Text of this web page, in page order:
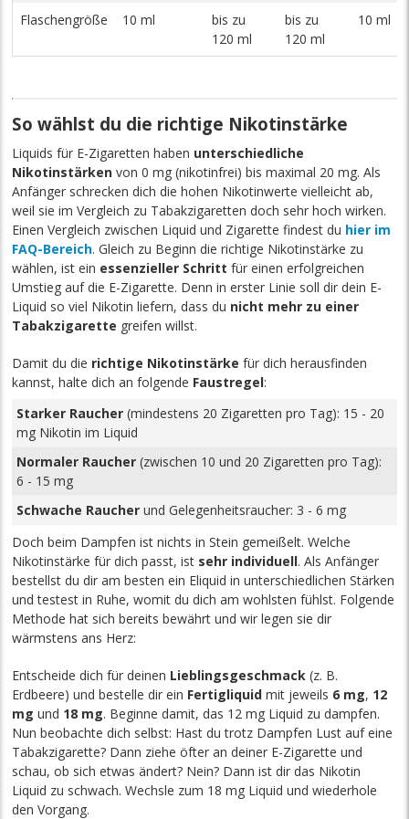
Flaschengröße 10 ml
bis zu
120 ml
bis zu
120 ml
10 ml
So wählst du die richtige Nikotinstärke
Liquids für E-Zigaretten haben unterschiedliche
Nikotinstärken von 0 mg (nikotinfrei) bis maximal 20 mg. Als
Anfänger schrecken dich die hohen Nikotinwerte vielleicht ab,
weil sie im Vergleich zu Tabakzigaretten doch sehr hoch wirken.
Einen Vergleich zwischen Liquid und Zigarette findest du hier im
FAQ-Bereich. Gleich zu Beginn die richtige Nikotinstärke zu
wählen, ist ein essenzieller Schritt für einen erfolgreichen
Umstieg auf die E-Zigarette. Denn in erster Linie soll dir dein E-
Liquid so viel Nikotin liefern, dass du nicht mehr zu einer
Tabakzigarette greifen willst.
Damit du die richtige Nikotinstärke für dich herausfinden
kannst, halte dich an folgende Faustregel:
Starker Raucher (mindestens 20 Zigaretten pro Tag): 15 - 20
mg Nikotin im Liquid
Normaler Raucher (zwischen 10 und 20 Zigaretten pro Tag):
6 - 15 mg
Schwache Raucher und Gelegenheitsraucher: 3 - 6 mg
Doch beim Dampfen ist nichts in Stein gemeißelt. Welche
Nikotinstärke für dich passt, ist sehr individuell. Als Anfänger
bestellst du dir am besten ein Eliquid in unterschiedlichen Stärken
und testest in Ruhe, womit du dich am wohlsten fühlst. Folgende
Methode hat sich bereits bewährt und wir legen sie dir
wärmstens ans Herz:
Entscheide dich für deinen Lieblingsgeschmack (z. B.
Erdbeere) und bestelle dir ein Fertigliquid mit jeweils 6 mg, 12
mg und 18 mg. Beginne damit, das 12 mg Liquid zu dampfen.
Nun beobachte dich selbst: Hast du trotz Dampfen Lust auf eine
Tabakzigarette? Dann ziehe öfter an deiner E-Zigarette und
schau, ob sich etwas ändert? Nein? Dann ist dir das Nikotin
Liquid zu schwach. Wechsle zum 18 mg Liquid und wiederhole
den Vorgang.